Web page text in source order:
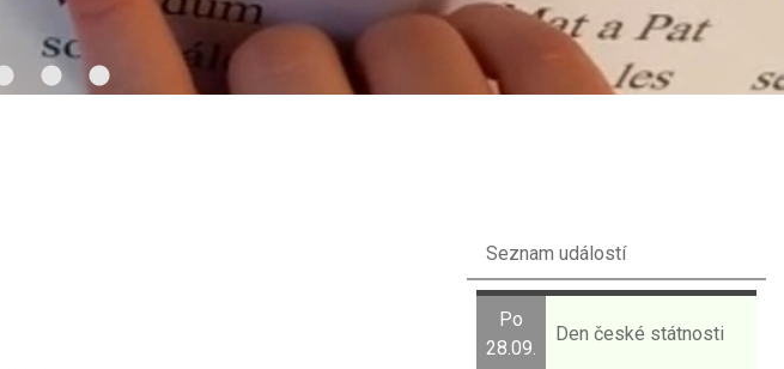
Seznam událostí
Po
28.09.
Den české státnosti